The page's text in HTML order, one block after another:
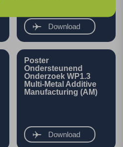
Download
Poster
Ondersteunend
Onderzoek WP1.3
Multi-Metal Additive
Manufacturing (AM)
Download